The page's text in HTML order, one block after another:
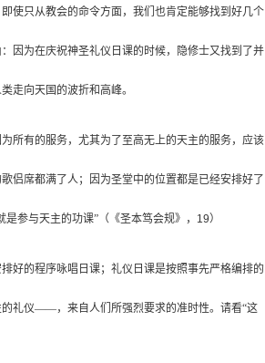
使只从教会的命令方面，我们也肯定能够找到好几个
因为在庆祝神圣礼仪日课的时候，隐修士又找到了并
走向天国的波折和高峰。
所有的服务，尤其为了至高无上的天主的服务，应该
侣席都满了人；因为圣堂中的位置都是已经安排好了
参与天主的功课”（《圣本笃会规》， 19）
好的程序咏唱日课；礼仪日课是按照事先严格编排的
礼仪——，来自人们所强烈要求的准时性。请看“这